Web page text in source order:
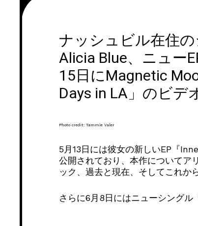
ナッシュビル在住
Alicia Blue、ニュー
15日にMagnetic
Days in LA」のビデ
Photo credit: Tammie Valer
5月13日には彼女の新しいEP『
公開されており、本作についてア
ック、過去と現在、そしてこれか
さらに6月8日にはニューシングル